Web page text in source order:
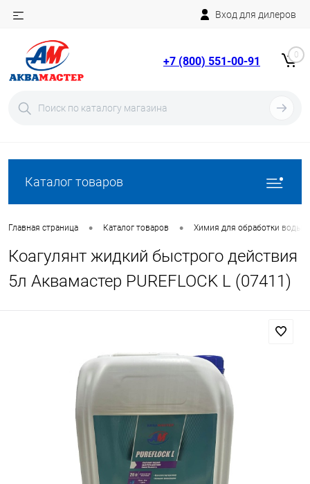
Вход для дилеров
+7 (800) 551-00-91 0
Каталог товаров
Главная страница • Каталог товаров • Химия для обработки воды в
Коагулянт жидкий быстрого действия
5л Аквамастер PUREFLOCK L (07411)